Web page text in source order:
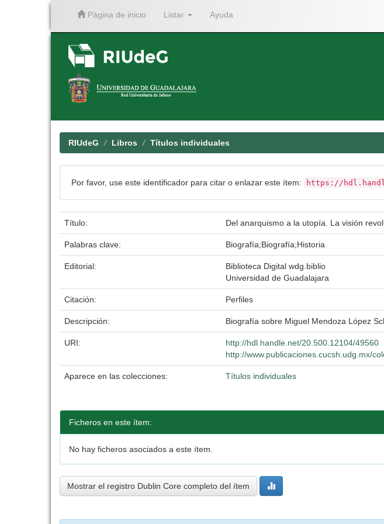
Página de inicio Listar Ayuda
RIUdeG Libros Títulos individuales
Por favor, use este identificador para citar o enlazar este ítem: https://
Título: Del anarquismo a la utopía. La visión
Palabras clave: Biografía;Biografía;Historia
Editorial:
Biblioteca Digital wdg.biblio
Universidad de Guadalajara
Citación: Perfiles
Descripción: Biografía sobre Miguel Mendoza López
URI:
http://hdl.handle.net/20.500.12104/49560
http://www.publicaciones.cucsh.udg.mx/
Aparece en las colecciones: Títulos individuales
Ficheros en este ítem:
No hay ficheros asociados a este ítem.
Mostrar el registro Dublin Core completo del ítem